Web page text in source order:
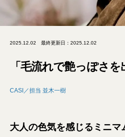
2025.12.02 最終更新日：2025.12.02
「毛流れで艶っぽさを
CASI／担当 並木一樹
大人の色気を感じるミニマ